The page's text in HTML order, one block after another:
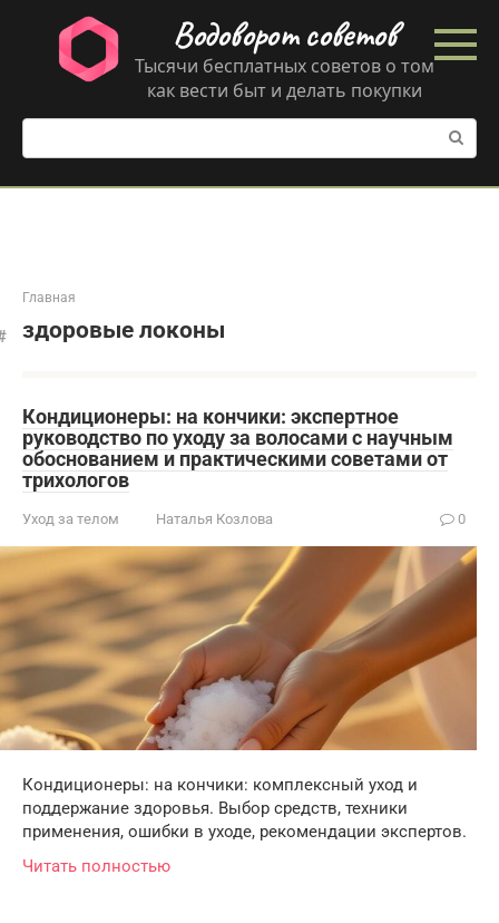
контенту
Водоворот советов
Тысячи бесплатных советов о том
как вести быт и делать покупки
Поиск:
Главная
здоровые локоны
Кондиционеры: на кончики: экспертное
руководство по уходу за волосами с научным
обоснованием и практическими советами от
трихологов
Уход за телом Наталья Козлова 0
Кондиционеры: на кончики: комплексный уход и
поддержание здоровья. Выбор средств, техники
применения, ошибки в уходе, рекомендации экспертов.
Читать полностью